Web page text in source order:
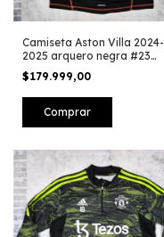
Camiseta Aston Villa 2024-
2025 arquero negra #23
Martinez
$179.999,00
Comprar